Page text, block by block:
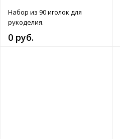
Набор из 90 иголок для
рукоделия.
0 руб.